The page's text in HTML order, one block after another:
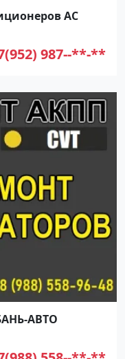
AC
987--**-**
АВТО